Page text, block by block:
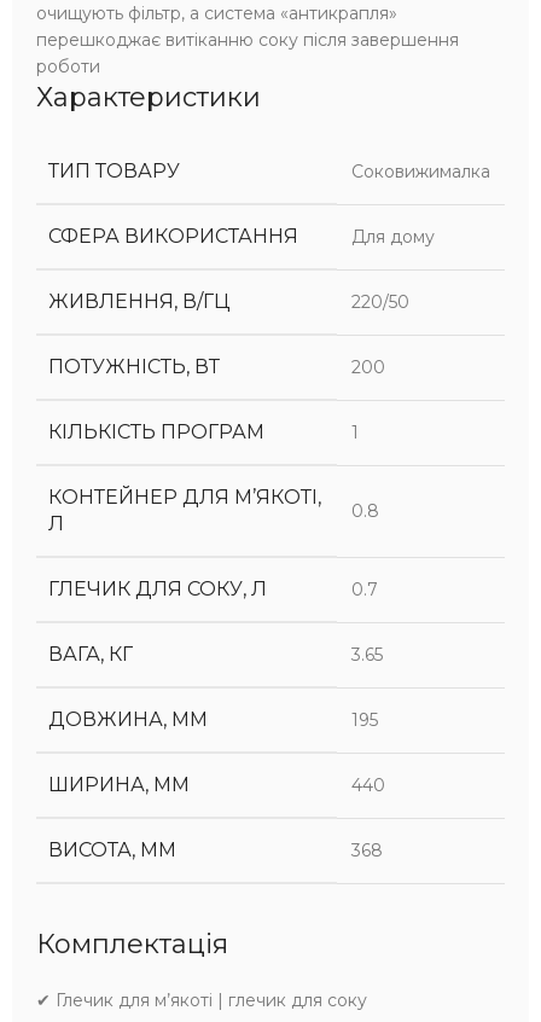
очищують фільтр, а система «антикрапля»
перешкоджає витіканню соку після завершення
роботи
Характеристики
ТИП ТОВАРУ Соковижималка
СФЕРА ВИКОРИСТАННЯ Для дому
ЖИВЛЕННЯ, В/ГЦ 220/50
ПОТУЖНІСТЬ, ВТ 200
КІЛЬКІСТЬ ПРОГРАМ 1
КОНТЕЙНЕР ДЛЯ М’ЯКОТІ,
Л
0.8
ГЛЕЧИК ДЛЯ СОКУ, Л 0.7
ВАГА, КГ 3.65
ДОВЖИНА, ММ 195
ШИРИНА, ММ 440
ВИСОТА, ММ 368
Комплектація
✔ Глечик для м’якоті | глечик для соку